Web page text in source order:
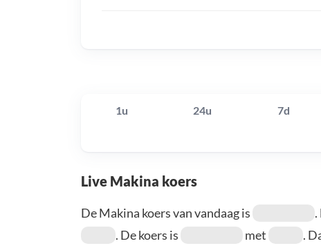
1u 24u 7d
Live Makina koers
De Makina koers van vandaag is
. De koers is
met .